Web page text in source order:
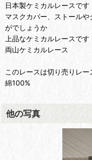
日本製ケミカルレースです
マスクカバー、ストール
がでしょうか
上品なケミカルレースです
両山ケミカルレース
このレースは切り売りレー
綿100%
他の写真